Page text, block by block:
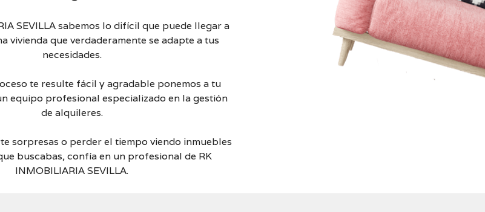
A
Á
P
U
C
S
SEVILLA sabemos lo difícil que puede llegar a
vivienda que verdaderamente se adapte a tus
necesidades.
te resulte fácil y agradable ponemos a tu
equipo profesional especializado en la gestión
de alquileres.
sorpresas o perder el tiempo viendo inmuebles
buscabas, confía en un profesional de RK
INMOBILIARIA SEVILLA.